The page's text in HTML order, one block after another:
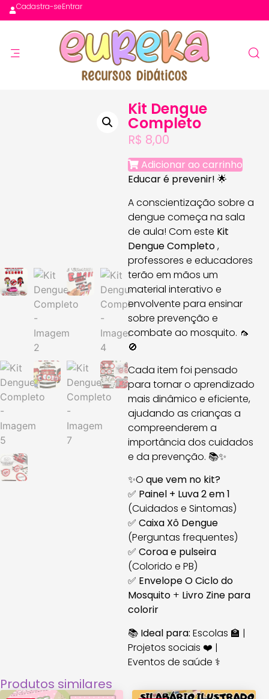
Cadastra-seEntrar
Kit Dengue
Completo
R$ 8,00
Adicionar ao carrinho
Educar é prevenir! 🌟
A conscientização sobre a
dengue começa na sala
de aula! Com este Kit
Dengue Completo,
professores e educadores
terão em mãos um
material interativo e
envolvente para ensinar
sobre prevenção e
combate ao mosquito. 🦟
🚫
Cada item foi pensado
para tornar o aprendizado
mais dinâmico e eficiente,
ajudando as crianças a
compreenderem a
importância dos cuidados
e da prevenção. 📚✨
✨O que vem no kit?
✅ Painel + Luva 2 em 1
(Cuidados e Sintomas)
✅ Caixa Xô Dengue
(Perguntas frequentes)
✅ Coroa e pulseira
(Colorido e PB)
✅ Envelope O Ciclo do
Mosquito+ Livro Zine para
colorir
📚 Ideal para: Escolas 🏫 |
Projetos sociais ❤️ |
Eventos de saúde ⚕️
Produtos similares